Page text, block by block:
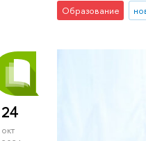
Образование
24
окт